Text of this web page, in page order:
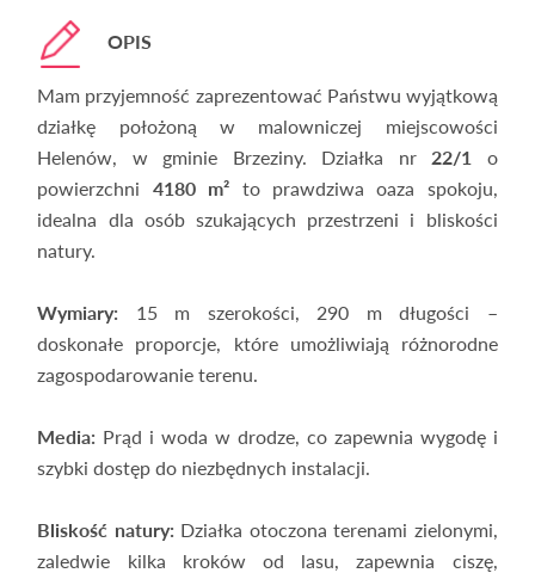
OPIS
Mam przyjemność zaprezentować Państwu wyjątkową
działkę położoną w malowniczej miejscowości
Helenów, w gminie Brzeziny. Działka nr 22/1
o
powierzchni 4180 m² to prawdziwa oaza spokoju,
idealna dla osób szukających przestrzeni i bliskości
natury.
Wymiary: 15 m szerokości, 290 m długości –
doskonałe proporcje, które umożliwiają różnorodne
zagospodarowanie terenu.
Media: Prąd i woda w drodze, co zapewnia wygodę i
szybki dostęp do niezbędnych instalacji.
Bliskość natury: Działka otoczona terenami zielonymi,
zaledwie kilka kroków od lasu, zapewnia ciszę,